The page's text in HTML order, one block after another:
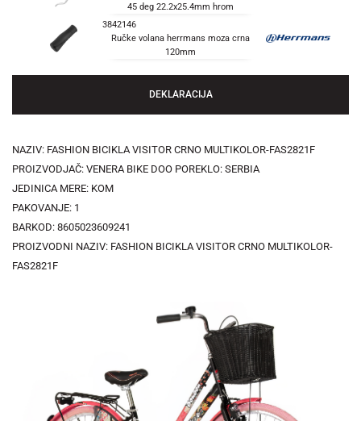
45 deg 22.2x25.4mm hrom
3842146
Ručke volana herrmans moza crna
120mm
DEKLARACIJA
NAZIV: FASHION BICIKLA VISITOR CRNO MULTIKOLOR-FAS2821F
PROIZVODJAČ: VENERA BIKE DOO POREKLO: SERBIA
JEDINICA MERE: KOM
PAKOVANJE: 1
BARKOD: 8605023609241
PROIZVODNI NAZIV: FASHION BICIKLA VISITOR CRNO MULTIKOLOR-
FAS2821F